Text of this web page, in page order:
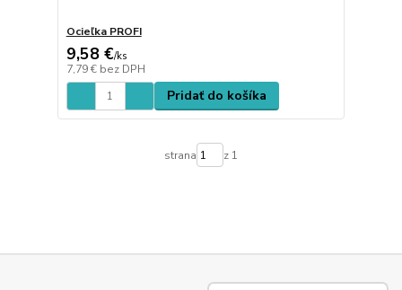
Ocieľka PROFI
9,58 €/ks
7,79 € bez DPH
Pridať do košíka
strana z 1